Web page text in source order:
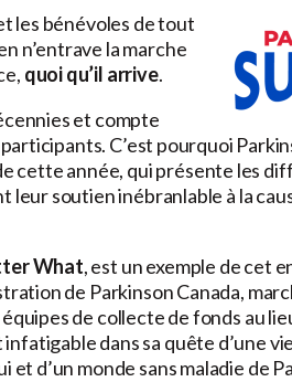
les bénévoles de tout
n’entrave la marche
quoi qu’il arrive.
et compte
C’est pourquoi
cette année, qui présente les
soutien inébranlable à la
What, est un exemple de cet
de Parkinson Canada,
de collecte de fonds au
dans sa quête d’une
d’un monde sans maladie de